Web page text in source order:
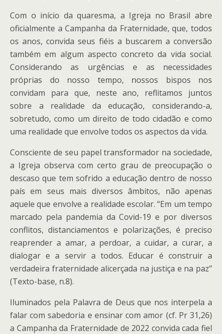
Com o início da quaresma, a Igreja no Brasil abre
oficialmente a Campanha da Fraternidade, que, todos
os anos, convida seus fiéis a buscarem a conversão
também em algum aspecto concreto da vida social.
Considerando as urgências e as necessidades
próprias do nosso tempo, nossos bispos nos
convidam para que, neste ano, reflitamos juntos
sobre a realidade da educação, considerando-a,
sobretudo, como um direito de todo cidadão e como
uma realidade que envolve todos os aspectos da vida.
Consciente de seu papel transformador na sociedade,
a Igreja observa com certo grau de preocupação o
descaso que tem sofrido a educação dentro de nosso
país em seus mais diversos âmbitos, não apenas
aquele que envolve a realidade escolar. “Em um tempo
marcado pela pandemia da Covid-19 e por diversos
conflitos, distanciamentos e polarizações, é preciso
reaprender a amar, a perdoar, a cuidar, a curar, a
dialogar e a servir a todos. Educar é construir a
verdadeira fraternidade alicerçada na justiça e na paz”
(Texto-base, n.8).
Iluminados pela Palavra de Deus que nos interpela a
falar com sabedoria e ensinar com amor (cf. Pr 31,26)
a Campanha da Fraternidade de 2022 convida cada fiel